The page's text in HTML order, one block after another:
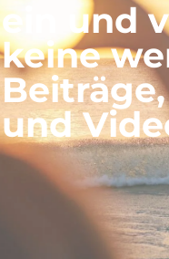
ein und
keine
und